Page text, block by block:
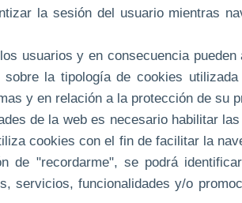
la sesión del usuario mientras
usuarios y en consecuencia pueden
la tipología de cookies
y en relación a la protección de su
de la web es necesario habilitar
cookies con el fin de facilitar la
de "recordarme", se podrá
servicios, funcionalidades y/o